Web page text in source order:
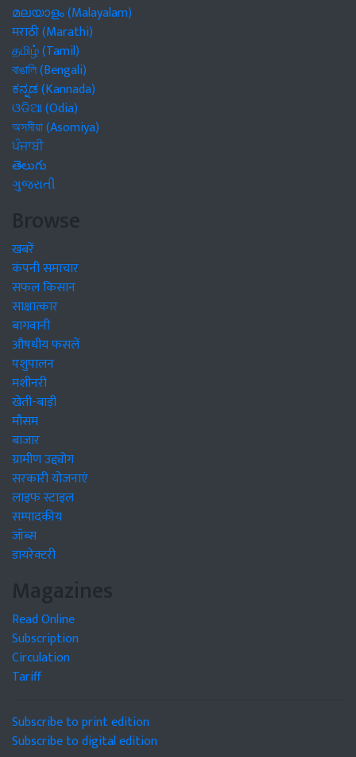
മലയാളം (Malayalam)
मराठी (Marathi)
தமிழ் (Tamil)
বাঙালি (Bengali)
ಕನ್ನಡ (Kannada)
ଓଡିଆ (Odia)
অসমীয়া (Asomiya)
ਪੰਜਾਬੀ
తెలుగు
ગુજરાતી
Browse
खबरें
कंपनी समाचार
सफल किसान
साक्षात्कार
बागवानी
औषधीय फसलें
पशुपालन
मशीनरी
खेती-बाड़ी
मौसम
बाजार
ग्रामीण उद्द्योग
सरकारी योजनाएं
लाइफ स्टाइल
सम्पादकीय
जॉब्स
डायरेक्टरी
Magazines
Read Online
Subscription
Circulation
Tariff
Subscribe to print edition
Subscribe to digital edition